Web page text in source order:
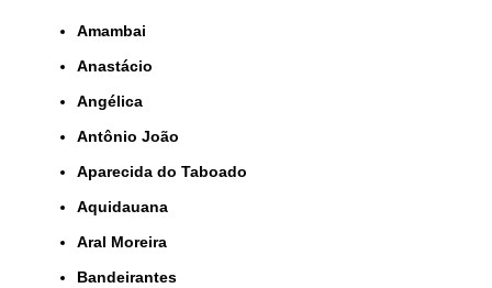
Amambai
Anastácio
Angélica
Antônio João
Aparecida do Taboado
Aquidauana
Aral Moreira
Bandeirantes